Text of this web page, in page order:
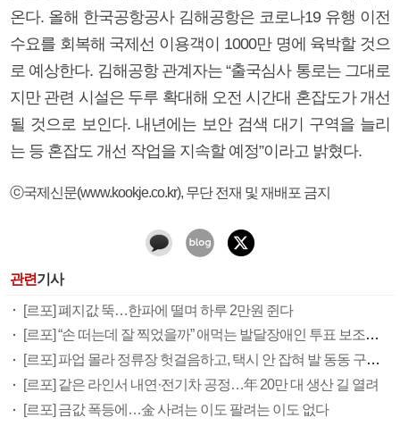
온다. 올해 한국공항공사 김해공항은 코로나19 유행 이전
수요를 회복해 국제선 이용객이 1000만 명에 육박할 것으
로 예상한다. 김해공항 관계자는 “출국심사 통로는 그대로
지만 관련 시설은 두루 확대해 오전 시간대 혼잡도가 개선
될 것으로 보인다. 내년에는 보안 검색 대기 구역을 늘리
는 등 혼잡도 개선 작업을 지속할 예정”이라고 밝혔다.
ⓒ국제신문(www.kookje.co.kr), 무단 전재 및 재배포 금지
관련기사
[르포] 폐지값 뚝…한파에 떨며 하루 2만원 쥔다
[르포] “손 떠는데 잘 찍었을까” 애먹는 발달장애인 투표 보조인들
[르포] 파업 몰라 정류장 헛걸음하고, 택시 안 잡혀 발 동동 구르고(종합)
[르포] 같은 라인서 내연·전기차 공정…年 20만 대 생산 길 열려
[르포] 금값 폭등에…金 사려는 이도 팔려는 이도 없다